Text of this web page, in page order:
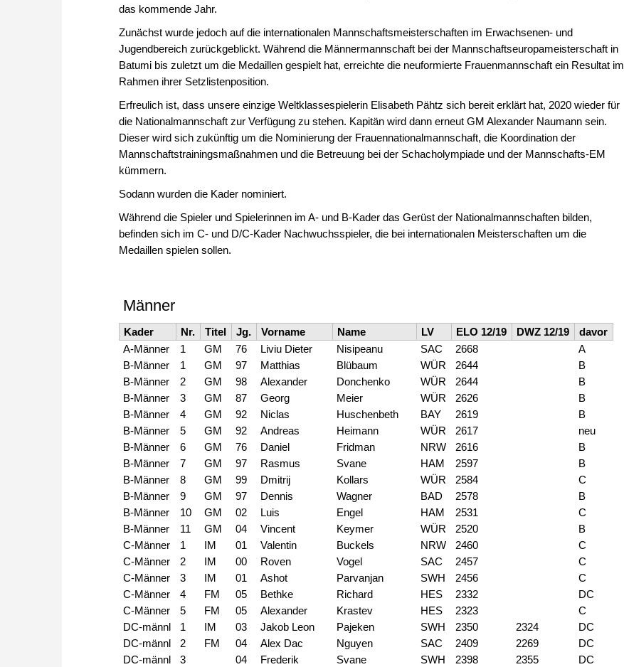
das kommende Jahr.
Zunächst wurde jedoch auf die internationalen Mannschaftsmeisterschaften im Erwachsenen- und
Jugendbereich zurückgeblickt. Während die Männermannschaft bei der Mannschaftseuropameisterschaft in
Batumi bis zuletzt um die Medaillen gespielt hat, erreichte die neuformierte Frauenmannschaft ein Resultat im
Rahmen ihrer Setzlistenposition.
Erfreulich ist, dass unsere einzige Weltklassespielerin Elisabeth Pähtz sich bereit erklärt hat, 2020 wieder für
die Nationalmannschaft zur Verfügung zu stehen. Kapitän wird dann erneut GM Alexander Naumann sein.
Dieser wird sich zukünftig um die Nominierung der Frauennationalmannschaft, die Koordination der
Mannschaftstrainingsmaßnahmen und die Betreuung bei der Schacholympiade und der Mannschafts-EM
kümmern.
Sodann wurden die Kader nominiert.
Während die Spieler und Spielerinnen im A- und B-Kader das Gerüst der Nationalmannschaften bilden,
befinden sich im C- und D/C-Kader Nachwuchsspieler, die bei internationalen Meisterschaften um die
Medaillen spielen sollen.
Männer
Kader Nr. Titel Jg. Vorname Name LV ELO 12/19 DWZ 12/19
davor
A-Männer
1 GM 76 Liviu Dieter Nisipeanu SAC 2668
A
B-Männer
1 GM 97 Matthias Blübaum WÜR 2644
B
B-Männer
2 GM 98 Alexander Donchenko WÜR 2644
B
B-Männer
3 GM 87 Georg Meier WÜR 2626
B
B-Männer
4 GM 92 Niclas Huschenbeth BAY 2619
B
B-Männer
5 GM 92 Andreas Heimann WÜR 2617
neu
B-Männer
6 GM 76 Daniel Fridman NRW 2616
B
B-Männer
7 GM 97 Rasmus Svane HAM 2597
B
B-Männer
8 GM 99 Dmitrij Kollars WÜR 2584
C
B-Männer
9 GM 97 Dennis Wagner BAD 2578
B
B-Männer
10 GM 02 Luis Engel HAM 2531
C
B-Männer
11 GM 04 Vincent Keymer WÜR 2520
B
C-Männer
1 IM 01 Valentin Buckels NRW 2460
C
C-Männer
2 IM 00 Roven Vogel SAC 2457
C
C-Männer
3 IM 01 Ashot Parvanjan SWH 2456
C
C-Männer
4 FM 05 Bethke Richard HES 2332
DC
C-Männer
5 FM 05 Alexander Krastev HES 2323
C
DC-männl
1 IM 03 Jakob Leon Pajeken SWH 2350 2324
DC
DC-männl
2 FM 04 Alex Dac Nguyen SAC 2409 2269
DC
DC-männl
3 04 Frederik Svane SWH 2398 2355
DC